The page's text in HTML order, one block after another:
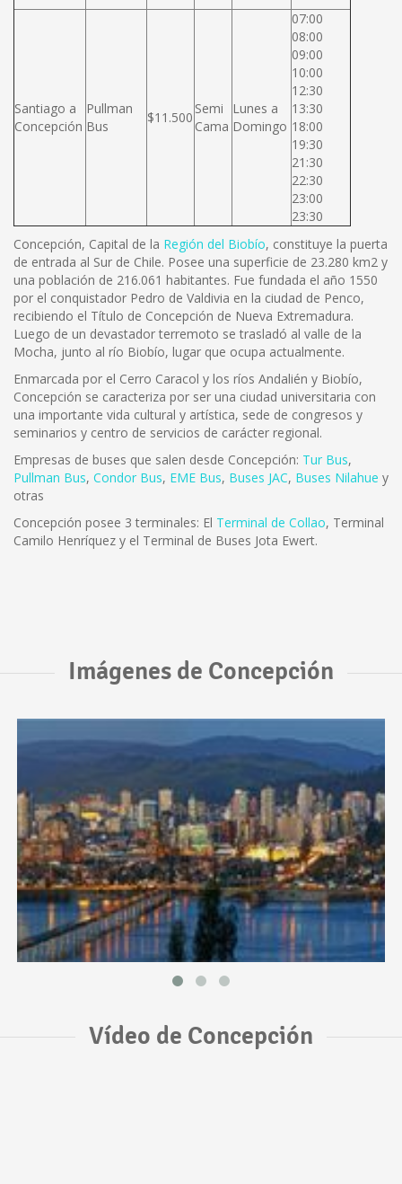
Santiago a
Concepción
Pullman
Bus
$11.500
Semi
Cama
Lunes a
Domingo
07:00
08:00
09:00
10:00
12:30
13:30
18:00
19:30
21:30
22:30
23:00
23:30
Concepción, Capital de la Región del Biobío, constituye la puerta
de entrada al Sur de Chile. Posee una superficie de 23.280 km2 y
una población de 216.061 habitantes. Fue fundada el año 1550
por el conquistador Pedro de Valdivia en la ciudad de Penco,
recibiendo el Título de Concepción de Nueva Extremadura.
Luego de un devastador terremoto se trasladó al valle de la
Mocha, junto al río Biobío, lugar que ocupa actualmente.
Enmarcada por el Cerro Caracol y los ríos Andalién y Biobío,
Concepción se caracteriza por ser una ciudad universitaria con
una importante vida cultural y artística, sede de congresos y
seminarios y centro de servicios de carácter regional.
Empresas de buses que salen desde Concepción: Tur Bus,
Pullman Bus, Condor Bus, EME Bus, Buses JAC, Buses Nilahue y
otras
Concepción posee 3 terminales: El Terminal de Collao, Terminal
Camilo Henríquez y el Terminal de Buses Jota Ewert.
Imágenes de Concepción
Vídeo de Concepción